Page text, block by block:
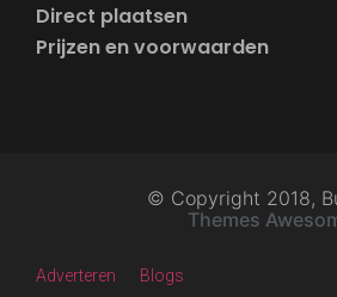
Direct plaatsen
Prijzen en voorwaarden
© Copyright 2018,
Themes
Adverteren Blogs